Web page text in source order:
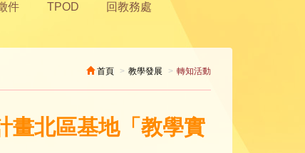
件 TPOD 回教務處
首頁 教學發展 轉知活動
畫北區基地「教學實